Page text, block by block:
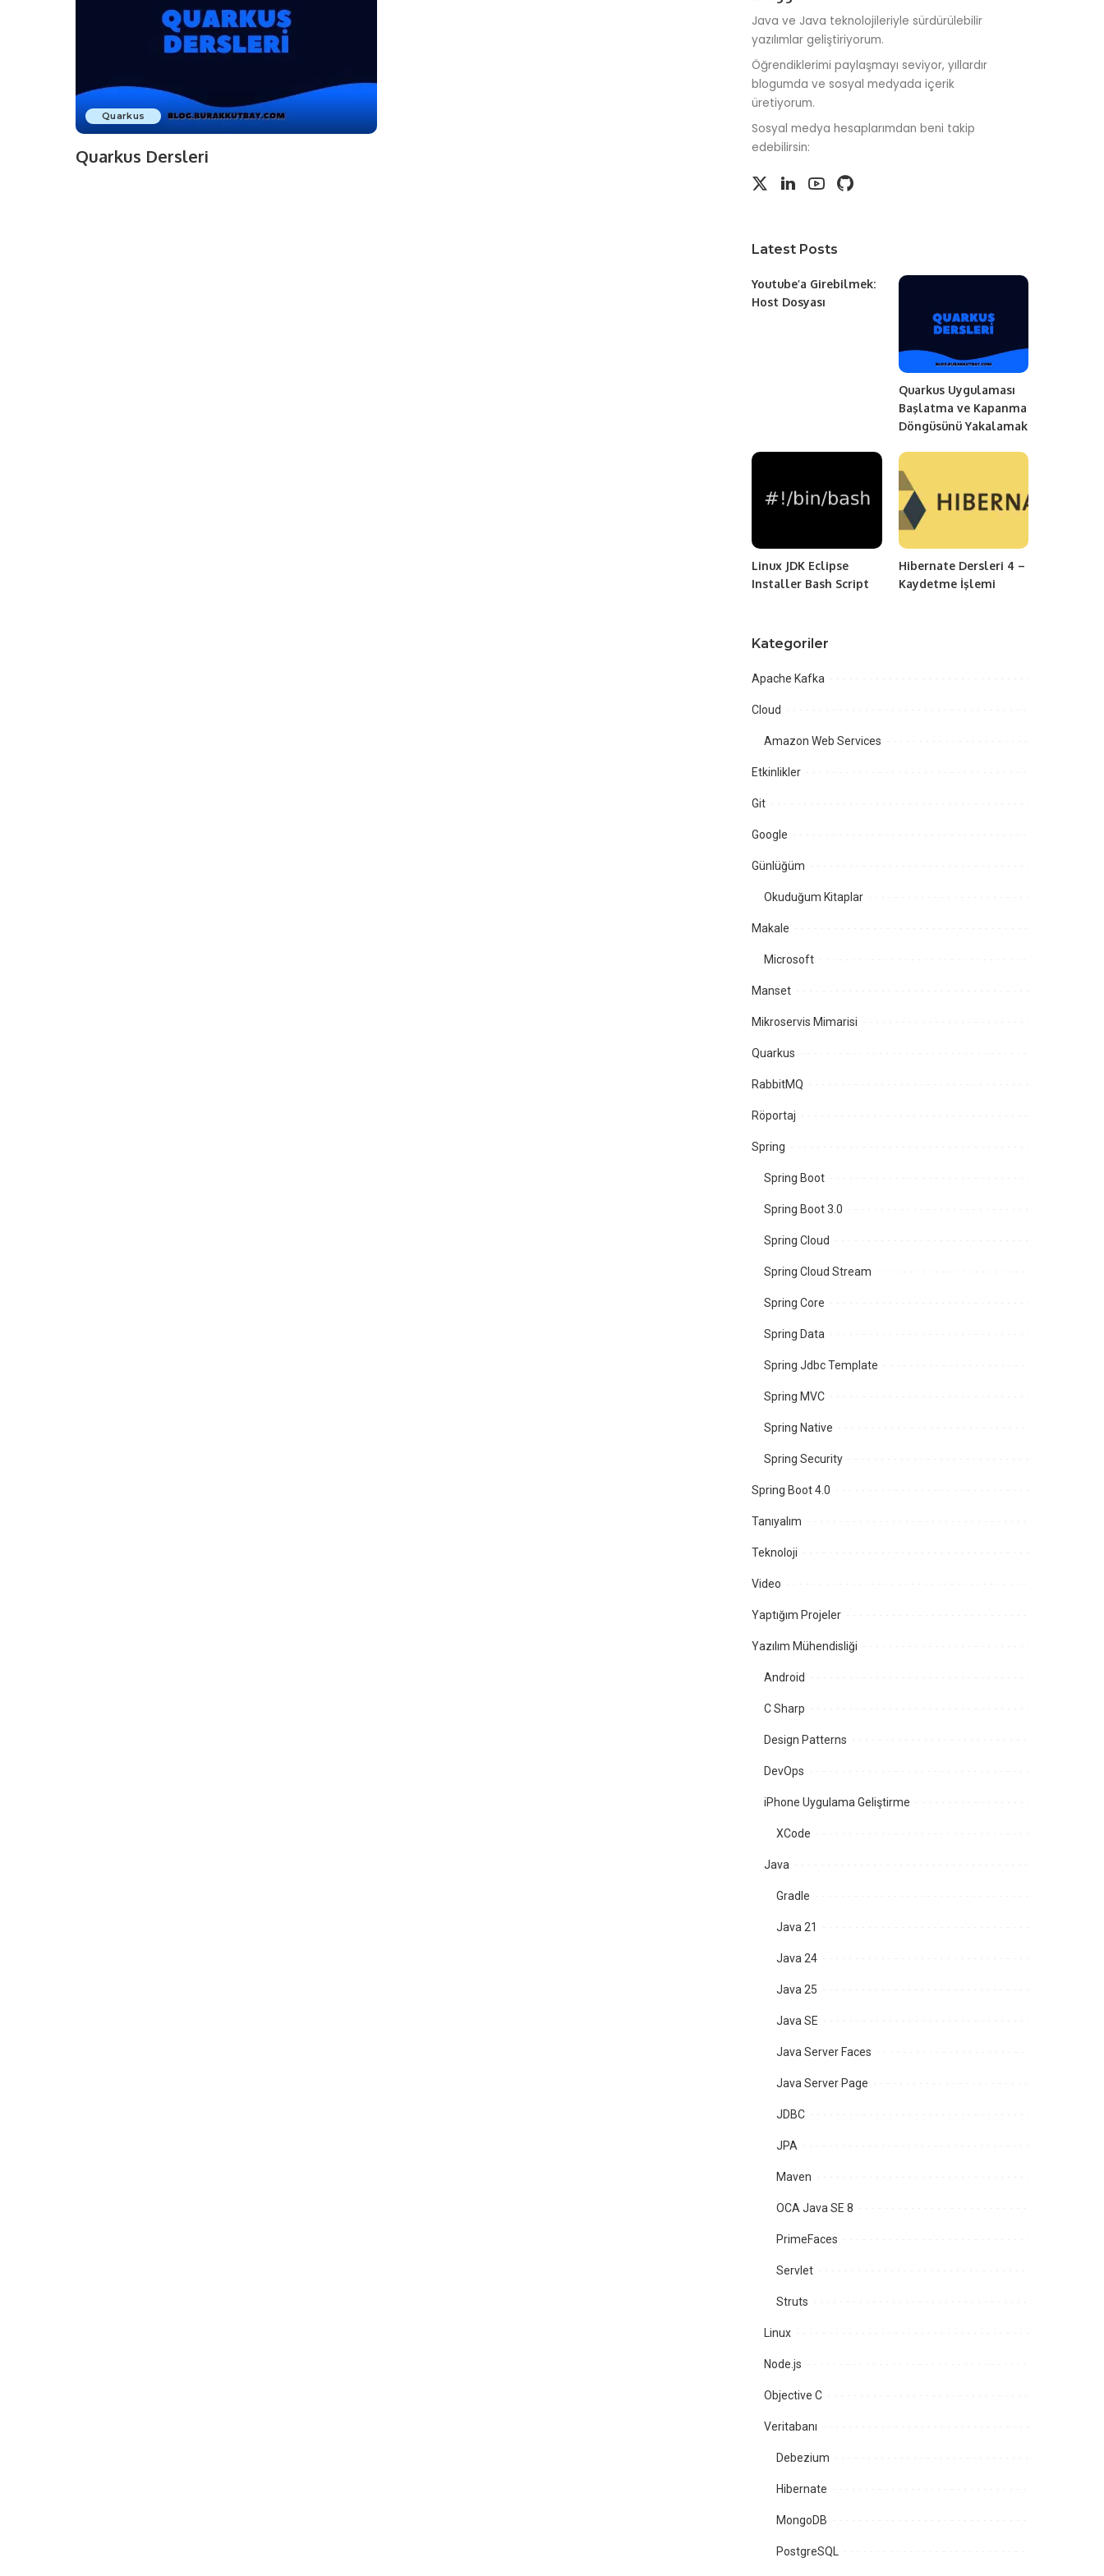
Quarkus
Quarkus Dersleri
Java ve Java teknolojileriyle sürdürülebilir
yazılımlar geliştiriyorum.
Öğrendiklerimi paylaşmayı seviyor, yıllardır
blogumda ve sosyal medyada içerik
üretiyorum.
Sosyal medya hesaplarımdan beni takip
edebilirsin:
Latest Posts
Youtube’a Girebilmek:
Host Dosyası
Quarkus Uygulaması
Başlatma ve Kapanma
Döngüsünü Yakalamak
Linux JDK Eclipse
Installer Bash Script
Hibernate Dersleri 4 –
Kaydetme İşlemi
Kategoriler
Apache Kafka
Cloud
Amazon Web Services
Etkinlikler
Git
Google
Günlüğüm
Okuduğum Kitaplar
Makale
Microsoft
Manset
Mikroservis Mimarisi
Quarkus
RabbitMQ
Röportaj
Spring
Spring Boot
Spring Boot 3.0
Spring Cloud
Spring Cloud Stream
Spring Core
Spring Data
Spring Jdbc Template
Spring MVC
Spring Native
Spring Security
Spring Boot 4.0
Tanıyalım
Teknoloji
Video
Yaptığım Projeler
Yazılım Mühendisliği
Android
C Sharp
Design Patterns
DevOps
iPhone Uygulama Geliştirme
XCode
Java
Gradle
Java 21
Java 24
Java 25
Java SE
Java Server Faces
Java Server Page
JDBC
JPA
Maven
OCA Java SE 8
PrimeFaces
Servlet
Struts
Linux
Node.js
Objective C
Veritabanı
Debezium
Hibernate
MongoDB
PostgreSQL